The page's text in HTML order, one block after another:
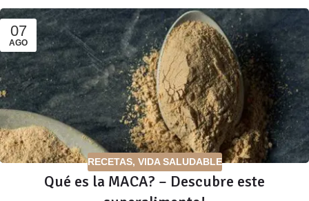
07
AGO
RECETAS, VIDA SALUDABLE
Qué es la MACA? – Descubre este